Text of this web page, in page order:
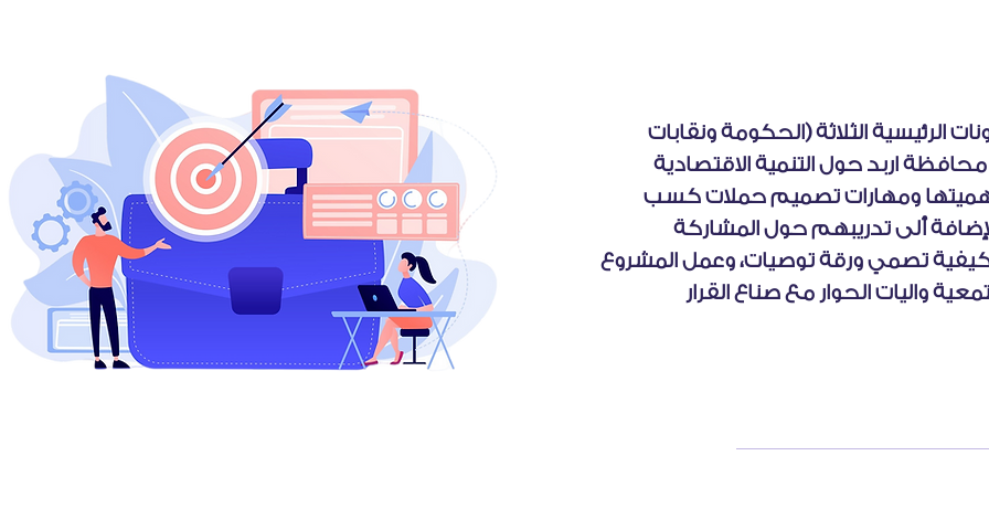
الرئيسية الثلاثة (الحكومة ونقابات
حيث تم تدريب 30 شاب/ة من محافظة اربد حول التنمية الاقتصادية
ومهارات تصميم حملات كسب
ألى تدريبهم حول المشاركة
وكيفية تصمي ورقة توصيات، وعمل المشروع
واليات الحوار مع صناع القرار